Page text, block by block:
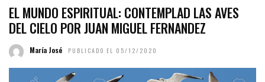
EL MUNDO ESPIRITUAL: CONTEMPLAD LAS AVES
DEL CIELO POR JUAN MIGUEL FERNANDEZ
María José PUBLICADO EL 05/12/2020